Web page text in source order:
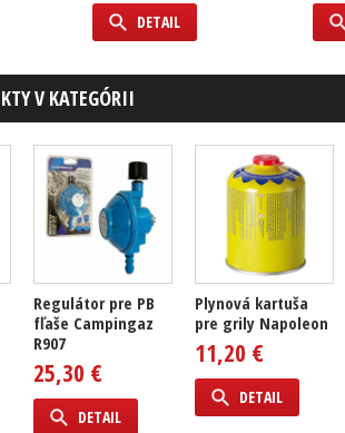
DETAIL
V KATEGÓRII
Regulátor pre PB
fľaše Campingaz
R907
25,30 €
DETAIL
Plynová kartuša
pre grily Napoleon
11,20 €
DETAIL